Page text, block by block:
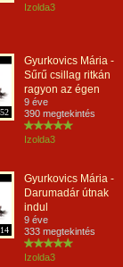
Izolda3
Gyurkovics Mária -
Sűrű csillag ritkán
ragyon az égen
9 éve
390 megtekintés
Izolda3
Gyurkovics Mária -
Darumadár útnak
indul
9 éve
333 megtekintés
Izolda3